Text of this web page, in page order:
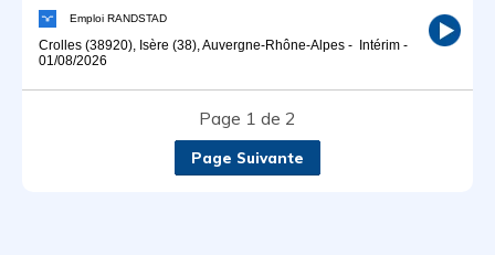
Emploi RANDSTAD
Crolles (38920), Isère (38), Auvergne-Rhône-Alpes - Intérim -
01/08/2026
Page 1 de 2
Page Suivante